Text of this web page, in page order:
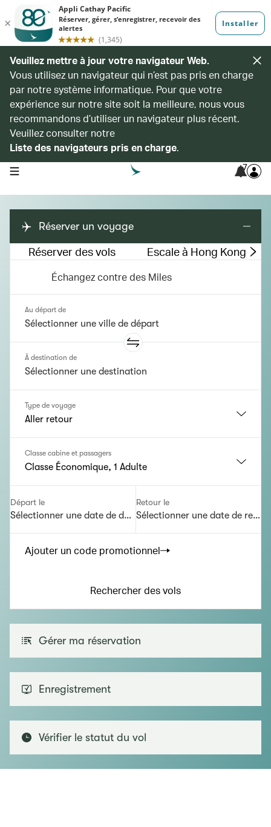
Veuillez mettre à jour votre navigateur Web.
Vous utilisez un navigateur qui n’est pas pris en charge
par notre système informatique. Pour que votre
expérience sur notre site soit la meilleure, nous vous
recommandons d’utiliser un navigateur plus récent.
Veuillez consulter notre
Liste des navigateurs pris en charge.
open navigation menu 7
Réserver un voyage
Réserver des vols Escale à Hong Kong
Échangez contre des Miles
Au départ de
À destination de
Type de voyage
Aller retour
Classe cabine et passagers
Classe Économique, 1 Adulte
Départ le
Sélectionner une date de départ
Retour le
Sélectionner une date de retour
Ajouter un code promotionnel
Rechercher des vols
Gérer ma réservation
Enregistrement
Vérifier le statut du vol